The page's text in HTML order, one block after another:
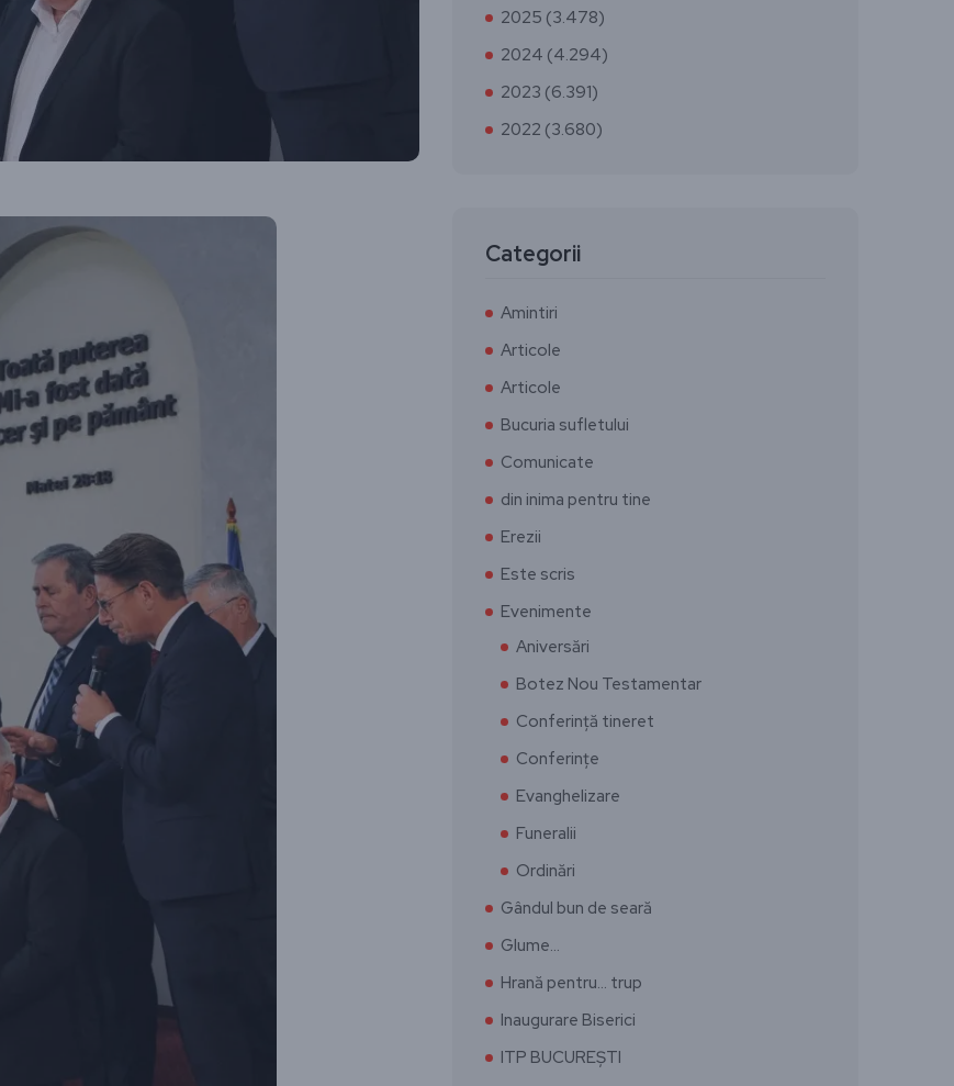
2025 (3.478)
2024 (4.294)
2023 (6.391)
2022 (3.680)
Categorii
Amintiri
Articole
Articole
Bucuria sufletului
Comunicate
din inima pentru tine
Erezii
Este scris
Evenimente
Aniversări
Botez Nou Testamentar
Conferință tineret
Conferințe
Evanghelizare
Funeralii
Ordinări
Gândul bun de seară
Glume…
Hrană pentru… trup
Inaugurare Biserici
ITP BUCUREȘTI